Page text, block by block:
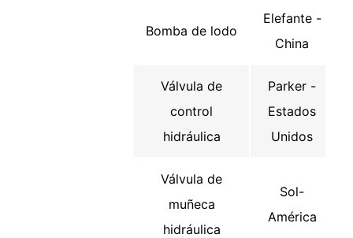
Bomba de lodo
Elefante -
China
Válvula de
control
hidráulica
Parker -
Estados
Unidos
Válvula de
muñeca
hidráulica
Sol-
América